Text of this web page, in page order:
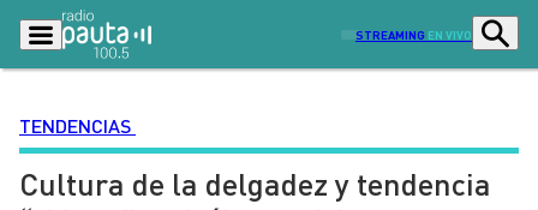
STREAMING EN VIVO
Podcasts Programas
TENDENCIAS
Cultura de la delgadez y tendencia